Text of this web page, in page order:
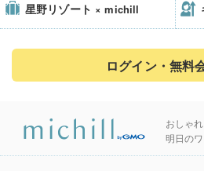
星野リゾート × michill
ログイン・無料
おしゃ
明日の